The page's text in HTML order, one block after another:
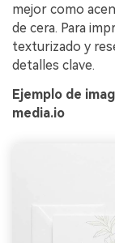
mejor como
de cera. Para
texturizado y
detalles clave.
Ejemplo de
media.io